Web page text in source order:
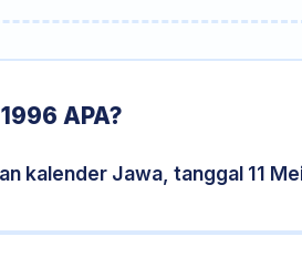
APA?
kalender Jawa, tanggal 11